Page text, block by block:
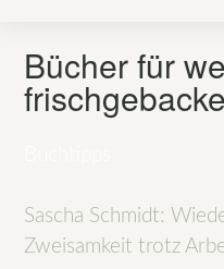
Bücher für
Sascha Schmidt:
Zweisamkeit trotz